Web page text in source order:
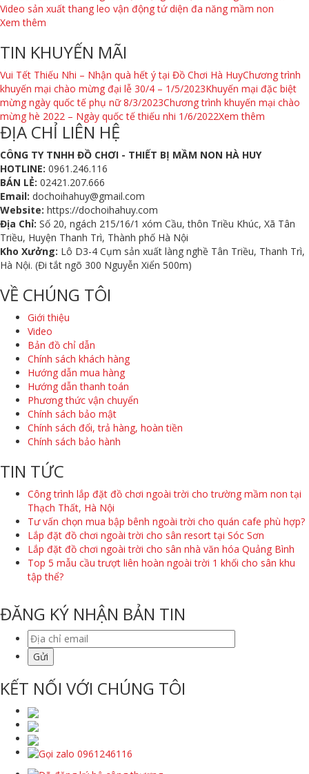
Video sản xuất thang leo vận động tứ diện đa năng mầm non
Xem thêm
TIN KHUYẾN MÃI
Vui Tết Thiếu Nhi – Nhận quà hết ý tại Đồ Chơi Hà HuyChương trình
khuyến mại chào mừng đại lễ 30/4 – 1/5/2023Khuyến mại đặc biệt
mừng ngày quốc tế phụ nữ 8/3/2023Chương trình khuyến mại chào
mừng hè 2022 – Ngày quốc tế thiếu nhi 1/6/2022Xem thêm
ĐỊA CHỈ LIÊN HỆ
CÔNG TY TNHH ĐỒ CHƠI - THIẾT BỊ MẦM NON HÀ HUY
HOTLINE: 0961.246.116
BÁN LẺ: 02421.207.666
Email: dochoihahuy@gmail.com
Website: https://dochoihahuy.com
Địa Chỉ: Số 20, ngách 215/16/1 xóm Cầu, thôn Triều Khúc, Xã Tân
Triều, Huyện Thanh Trì, Thành phố Hà Nội
Kho Xưởng: Lô D3-4 Cụm sản xuất làng nghề Tân Triều, Thanh Trì,
Hà Nội. (Đi tắt ngõ 300 Nguyễn Xiển 500m)
VỀ CHÚNG TÔI
Giới thiệu
Video
Bản đồ chỉ dẫn
Chính sách khách hàng
Hướng dẫn mua hàng
Hướng dẫn thanh toán
Phương thức vận chuyển
Chính sách bảo mật
Chính sách đổi, trả hàng, hoàn tiền
Chính sách bảo hành
TIN TỨC
Công trình lắp đặt đồ chơi ngoài trời cho trường mầm non tại
Thạch Thất, Hà Nội
Tư vấn chọn mua bập bênh ngoài trời cho quán cafe phù hợp?
Lắp đặt đồ chơi ngoài trời cho sân resort tại Sóc Sơn
Lắp đặt đồ chơi ngoài trời cho sân nhà văn hóa Quảng Bình
Top 5 mẫu cầu trượt liên hoàn ngoài trời 1 khối cho sân khu
tập thể?
ĐĂNG KÝ NHẬN BẢN TIN
KẾT NỐI VỚI CHÚNG TÔI